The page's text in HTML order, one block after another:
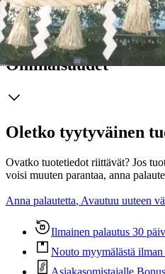
Näytä lisää tuotekuvausta
Ominaisuudet
Oletko tyytyväinen
Ovatko tuotetiedot riittävät? Jos
voisi muuten parantaa, anna
Anna palautetta, Avautuu uuteen
Ilmainen palautus 30
Nouto myymälästä